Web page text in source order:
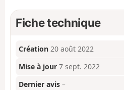
Fiche technique
Création 20 août 2022
Mise à jour 7 sept. 2022
Dernier avis –